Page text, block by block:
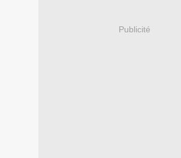
Publicité